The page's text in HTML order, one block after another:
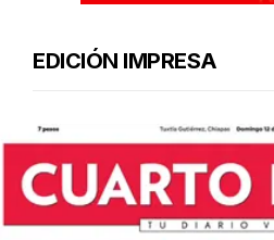
EDICIÓN IMPRESA